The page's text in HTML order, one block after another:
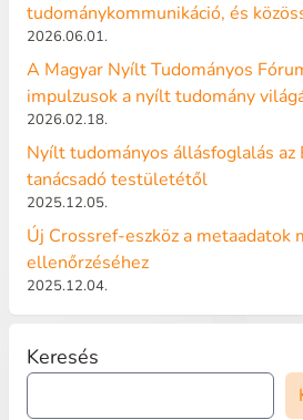
tudománykommunikáció, és
2026.06.01.
A Magyar Nyílt Tudományos
impulzusok a nyílt tudomány
2026.02.18.
Nyílt tudományos állásfoglalás az
tanácsadó testületétől
2025.12.05.
Új Crossref-eszköz a metaadatok
ellenőrzéséhez
2025.12.04.
Keresés